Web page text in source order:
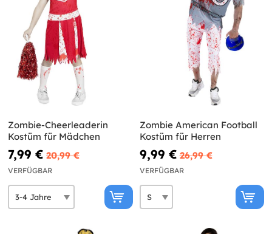
Zombie-Cheerleaderin
Kostüm für Mädchen
7,99 € 20,99 €
VERFÜGBAR
Zombie American Football
Kostüm für Herren
9,99 € 26,99 €
VERFÜGBAR